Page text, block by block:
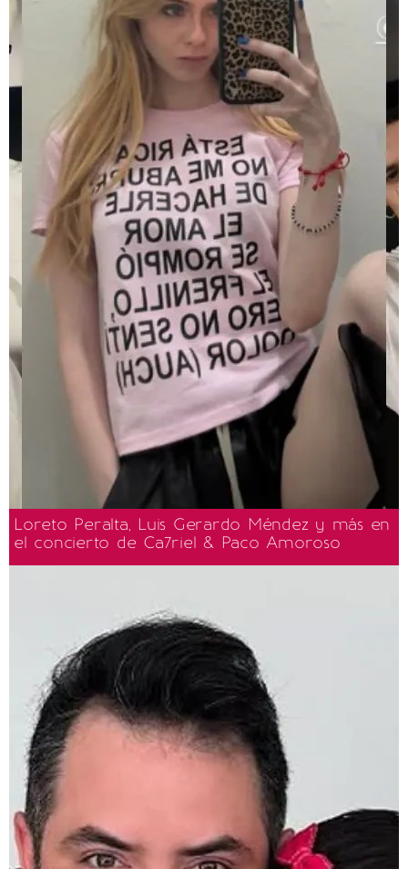
Loreto Peralta, Luis Gerardo Méndez y más en
el concierto de Ca7riel & Paco Amoroso